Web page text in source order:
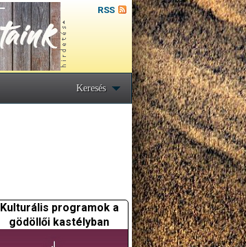
RSS
Keresés
Kulturális programok a
gödöllői kastélyban